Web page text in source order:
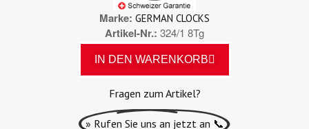
Marke GERMAN CLOCKS
Artikel-Nr. 324/1 8Tg
IN DEN WARENKORB
Fragen zum Artikel?
» Rufen Sie uns an jetzt an 📞